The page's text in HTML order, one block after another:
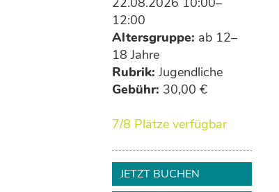
12:00
Altersgruppe: ab 12–
18 Jahre
Rubrik: Jugendliche
Gebühr: 30,00 €
7/8 Plätze verfügbar
JETZT BUCHEN